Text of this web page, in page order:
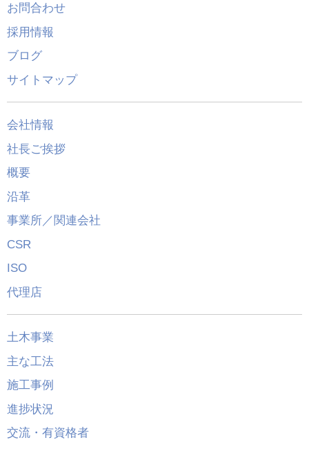
お問合わせ
採用情報
ブログ
サイトマップ
会社情報
社長ご挨拶
概要
沿革
事業所／関連会社
CSR
ISO
代理店
土木事業
主な工法
施工事例
進捗状況
交流・有資格者